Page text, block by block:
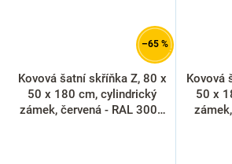
–65 %
Kovová šatní skříňka Z, 80 x
50 x 180 cm, cylindrický
zámek, červená - RAL 3000
Kovová
50 x